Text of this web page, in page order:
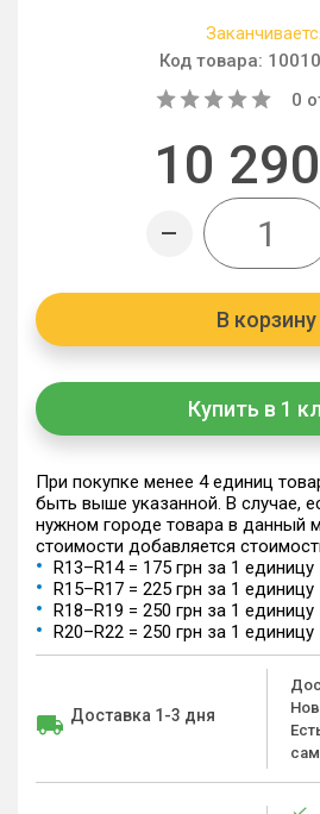
Код товара:
0
10 290
В корзину
Купить в 1
При покупке менее 4 единиц
быть выше указанной. В случае,
нужном городе товара в данный
стоимости добавляется
R13–R14 = 175 грн за 1 единицу
R15–R17 = 225 грн за 1 единицу
R18–R19 = 250 грн за 1 единицу
R20–R22 = 250 грн за 1 единицу
Доставка 1-3 дня